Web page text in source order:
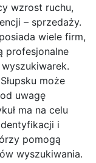
wzrost ruchu,
– sprzedaży.
wiele firm,
profesjonalne
może
uwagę
ma na celu
i
pomogą
wyszukiwania.